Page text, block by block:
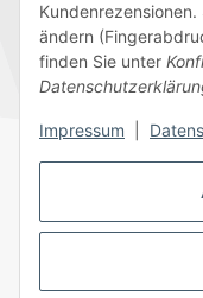
ändern
finden Sie unter
Impressum
Folge uns
Datenschutz